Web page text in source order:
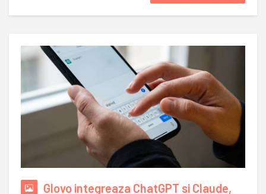
Glovo integreaza ChatGPT si Claude,